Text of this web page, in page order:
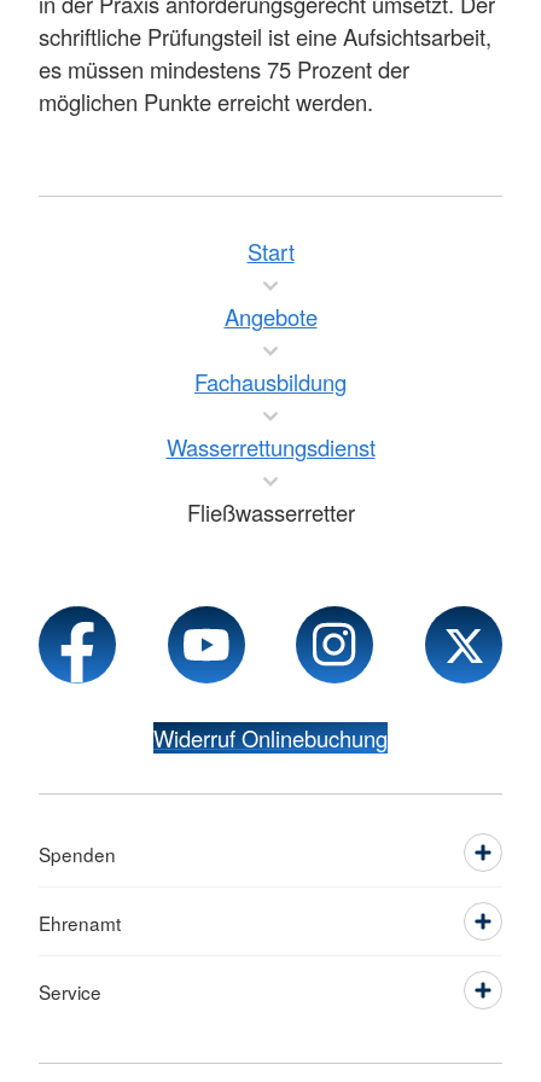
schriftliche Prüfungsteil ist eine Aufsichtsarbeit,
es müssen mindestens 75 Prozent der
möglichen Punkte erreicht werden.
Start
Angebote
Fachausbildung
Wasserrettungsdienst
Fließwasserretter
Widerruf Onlinebuchung
Spenden
Ehrenamt
Service